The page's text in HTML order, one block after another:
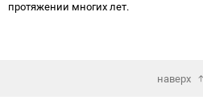
протяжении многих лет.
наверх